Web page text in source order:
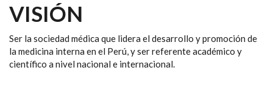
VISIÓN
Ser la sociedad médica que lidera el desarrollo y promoción de
la medicina interna en el Perú, y ser referente académico y
científico a nivel nacional e internacional.